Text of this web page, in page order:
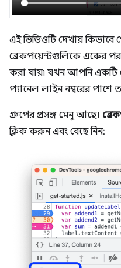
এই ভিডিওটি দেখায় কিভাবে
ব্রেকপয়েন্টগুলিকে একের
করা যায়৷ যখন আপনি একটি
প্যানেল লাইন নম্বরের পাশে
গ্রুপের প্রসঙ্গ মেনু আছে।
ক্লিক করুন এবং বেছে নিন: